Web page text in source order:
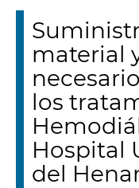
material
los
Hospital
del